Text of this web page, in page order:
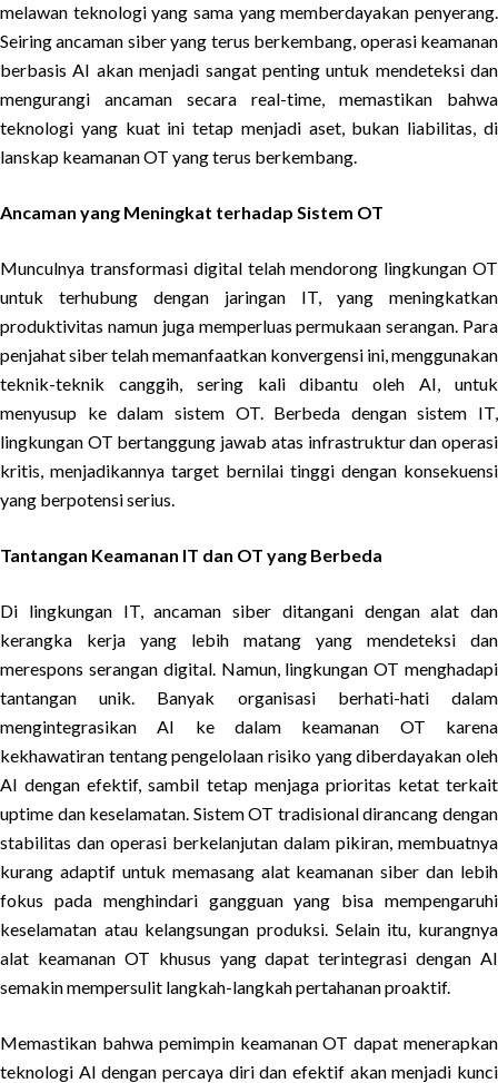
melawan teknologi yang sama yang memberdayakan penyerang.
Seiring ancaman siber yang terus berkembang, operasi keamanan
berbasis AI akan menjadi sangat penting untuk mendeteksi dan
mengurangi ancaman secara real-time, memastikan bahwa
teknologi yang kuat ini tetap menjadi aset, bukan liabilitas, di
lanskap keamanan OT yang terus berkembang.
Ancaman yang Meningkat terhadap Sistem OT
Munculnya transformasi digital telah mendorong lingkungan OT
untuk terhubung dengan jaringan IT, yang meningkatkan
produktivitas namun juga memperluas permukaan serangan. Para
penjahat siber telah memanfaatkan konvergensi ini, menggunakan
teknik-teknik canggih, sering kali dibantu oleh AI, untuk
menyusup ke dalam sistem OT. Berbeda dengan sistem IT,
lingkungan OT bertanggung jawab atas infrastruktur dan operasi
kritis, menjadikannya target bernilai tinggi dengan konsekuensi
yang berpotensi serius.
Tantangan Keamanan IT dan OT yang Berbeda
Di lingkungan IT, ancaman siber ditangani dengan alat dan
kerangka kerja yang lebih matang yang mendeteksi dan
merespons serangan digital. Namun, lingkungan OT menghadapi
tantangan unik. Banyak organisasi berhati-hati dalam
mengintegrasikan AI ke dalam keamanan OT karena
kekhawatiran tentang pengelolaan risiko yang diberdayakan oleh
AI dengan efektif, sambil tetap menjaga prioritas ketat terkait
uptime dan keselamatan. Sistem OT tradisional dirancang dengan
stabilitas dan operasi berkelanjutan dalam pikiran, membuatnya
kurang adaptif untuk memasang alat keamanan siber dan lebih
fokus pada menghindari gangguan yang bisa mempengaruhi
keselamatan atau kelangsungan produksi. Selain itu, kurangnya
alat keamanan OT khusus yang dapat terintegrasi dengan AI
semakin mempersulit langkah-langkah pertahanan proaktif.
Memastikan bahwa pemimpin keamanan OT dapat menerapkan
teknologi AI dengan percaya diri dan efektif akan menjadi kunci